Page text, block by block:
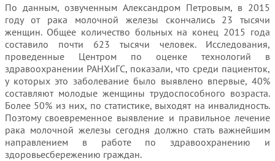
По данным, озвученным Александром Петровым, в 2015
году от рака молочной железы скончались 23 тысячи
женщин. Общее количество больных на конец 2015 года
составило почти 623 тысячи человек. Исследования,
проведенные Центром по оценке технологий в
здравоохранении РАНХиГС, показали, что среди пациенток,
у которых это заболевание было выявлено впервые, 40%
составляют молодые женщины трудоспособного возраста.
Более 50% из них, по статистике, выходят на инвалидность.
Поэтому своевременное выявление и правильное лечение
рака молочной железы сегодня должно стать важнейшим
направлением в работе по здравоохранению и
здоровьесбережению граждан.